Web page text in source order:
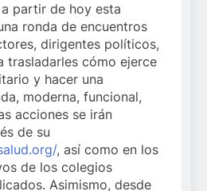
partir de hoy esta
ronda de encuentros
dirigentes políticos,
trasladarles cómo ejerce
y hacer una
moderna, funcional,
acciones se irán
de su
, así como en los
de los colegios
Asimismo, desde